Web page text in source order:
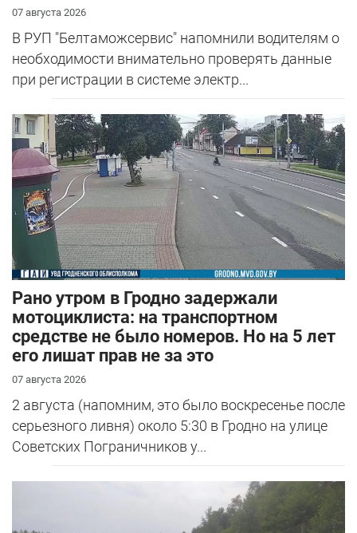
07 августа 2026
В РУП "Белтаможсервис" напомнили водителям о
необходимости внимательно проверять данные
при регистрации в системе электр...
Рано утром в Гродно задержали
мотоциклиста: на транспортном
средстве не было номеров. Но на 5 лет
его лишат прав не за это
07 августа 2026
2 августа (напомним, это было воскресенье после
серьезного ливня) около 5:30 в Гродно на улице
Советских Пограничников у...